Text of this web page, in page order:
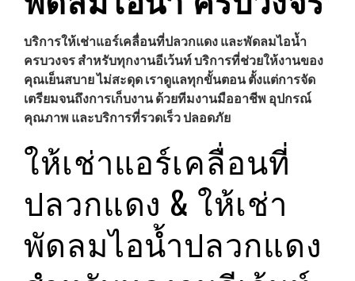
บริการให้เช่าแอร์เคลื่อนที่ปลวกแดง และพัดลมไอน้ำ
ครบวงจร สำหรับทุกงานอีเว้นท์ บริการที่ช่วยให้งานของ
คุณเย็นสบาย ไม่สะดุด เราดูแลทุกขั้นตอน ตั้งแต่การจัด
เตรียมจนถึงการเก็บงาน ด้วยทีมงานมืออาชีพ อุปกรณ์
คุณภาพ และบริการที่รวดเร็ว ปลอดภัย
ให้เช่าแอร์เคลื่อนที่
ปลวกแดง & ให้เช่า
พัดลมไอน้ำปลวกแดง